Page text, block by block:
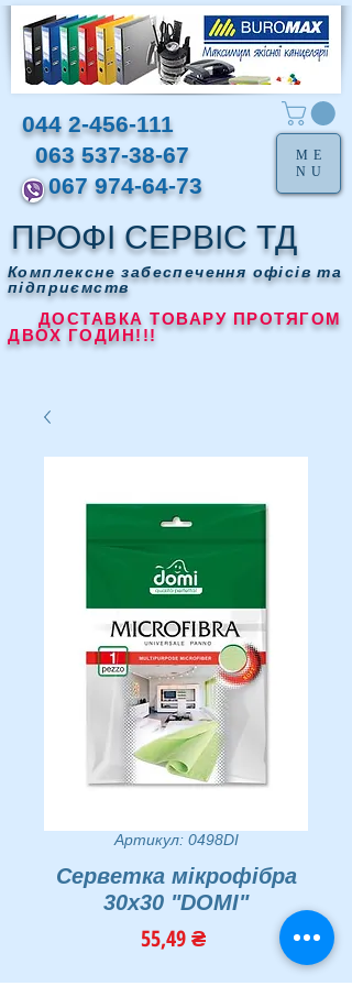
ПРОФІ СЕРВІС ТД
Комплексне забеспечення офісів та
підприємств
ДОСТАВКА ТОВАРУ ПРОТЯГОМ
ДВОХ ГОДИН!!!
044 2-456-111
063 537-38-67
067 974-64-73
ME
NU
Артикул: 0498DI
Серветка мікрофібра
30х30 "DOMI"
55,49 ₴Ціна